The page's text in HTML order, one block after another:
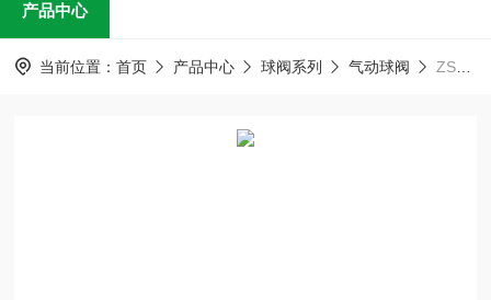
在线留言
产品中心
当前位置： 首页 产品中心 球阀系列 气动球阀 ZSHO气动O型调节球阀